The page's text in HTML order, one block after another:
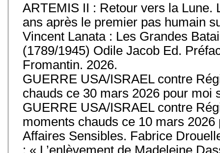
ARTEMIS II : Retour vers la Lune.
ans après le premier pas humain
Vincent Lanata : Les Grandes
(1789/1945) Odile Jacob Ed.
Fromantin. 2026.
GUERRE USA/ISRAEL contre
chauds ce 30 mars 2026 pour moi
GUERRE USA/ISRAEL contre
moments chauds ce 10 mars
Affaires Sensibles. Fabrice
: « L’enlèvement de Madeleine